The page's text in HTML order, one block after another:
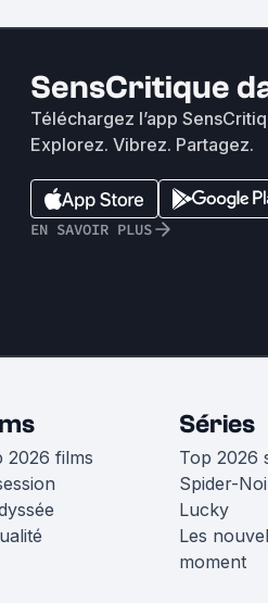
SensCritique
Téléchargez l’app
Explorez. Vibrez. Partagez.
EN SAVOIR PLUS
2026 films
Séries
Top 2026
Spider-
Lucky
Les
moment